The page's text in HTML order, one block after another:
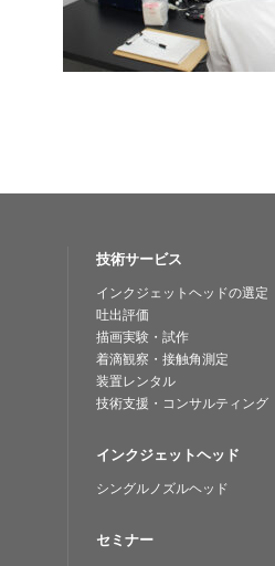
技術サービス
インクジェットヘッドの選定
吐出評価
描画実験・試作
着滴観察・接触角測定
装置レンタル
技術支援・コンサルティング
インクジェットヘッド
シングルノズルヘッド
セミナー